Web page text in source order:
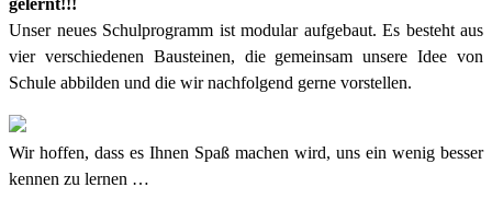
gelernt!!!
Unser neues Schulprogramm ist modular aufgebaut. Es besteht aus
vier verschiedenen Bausteinen, die gemeinsam unsere Idee von
Schule abbilden und die wir nachfolgend gerne vorstellen.
Wir hoffen, dass es Ihnen Spaß machen wird, uns ein wenig besser
kennen zu lernen …